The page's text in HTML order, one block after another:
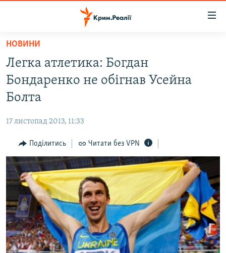
Перейти
основного
матеріалу
Перейти
до
основної
Перейти
до
пошуку
ВІДЕО ТА ФОТО
БЛОГИ
ПОГЛЯД
ІНТЕРВ'Ю
ВСЕ ЗА ДЕНЬ
СПЕЦПРОЕКТИ
ДЕПОРТАЦІЯ
ВІДЕОУРОКИ «ELIFBE»
ЯК ОБІЙТИ БЛОКУВАННЯ
Русский
НОВИНИ
Легка атлетика: Богдан
Бондаренко не обігнав Усейна
Болта
17 листопад 2013, 11:33
Поділитись Читати без VPN